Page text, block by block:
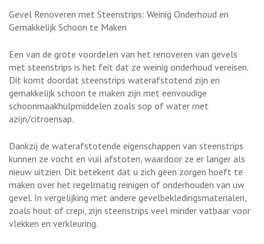
Gevel Renoveren met Steenstrips: Weinig Onderhoud en
Gemakkelijk Schoon te Maken
Een van de grote voordelen van het renoveren van gevels
met steenstrips is het feit dat ze weinig onderhoud vereisen.
Dit komt doordat steenstrips waterafstotend zijn en
gemakkelijk schoon te maken zijn met eenvoudige
schoonmaakhulpmiddelen zoals sop of water met
azijn/citroensap.
Dankzij de waterafstotende eigenschappen van steenstrips
kunnen ze vocht en vuil afstoten, waardoor ze er langer als
nieuw uitzien. Dit betekent dat u zich geen zorgen hoeft te
maken over het regelmatig reinigen of onderhouden van uw
gevel. In vergelijking met andere gevelbekledingsmaterialen,
zoals hout of crepi, zijn steenstrips veel minder vatbaar voor
vlekken en verkleuring.